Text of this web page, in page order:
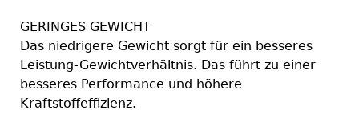
GERINGES GEWICHT
Das niedrigere Gewicht sorgt für ein besseres
Leistung-Gewichtverhältnis. Das führt zu einer
besseres Performance und höhere
Kraftstoffeffizienz.